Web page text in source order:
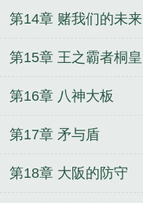
第14章 赌我们的未来
第15章 王之霸者桐皇
第16章 八神大板
第17章 矛与盾
第18章 大阪的防守